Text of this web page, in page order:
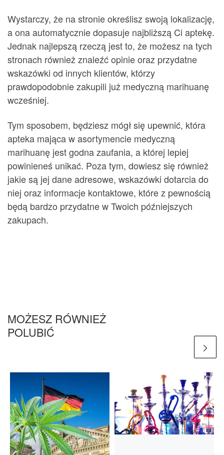
Wystarczy, że na stronie określisz swoją lokalizację,
a ona automatycznie dopasuje najbliższą Ci aptekę.
Jednak najlepszą rzeczą jest to, że możesz na tych
stronach również znaleźć opinie oraz przydatne
wskazówki od innych klientów, którzy
prawdopodobnie zakupili już medyczną marihuanę
wcześniej.
Tym sposobem, będziesz mógł się upewnić, która
apteka mająca w asortymencie medyczną
marihuanę jest godna zaufania, a której lepiej
powinieneś unikać. Poza tym, dowiesz się również
jakie są jej dane adresowe, wskazówki dotarcia do
niej oraz informacje kontaktowe, które z pewnością
będą bardzo przydatne w Twoich późniejszych
zakupach.
MOŻESZ RÓWNIEŻ
POLUBIĆ